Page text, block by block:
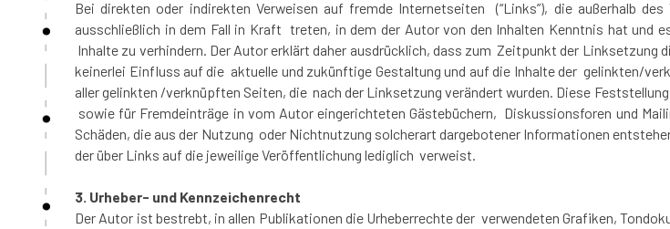
Bei direkten oder indirekten Verweisen auf fremde Internetseiten (“Links”), die außerhalb
ausschließlich in dem Fall in Kraft treten, in dem der Autor von den Inhalten Kenntnis hat und
Inhalte zu verhindern. Der Autor erklärt daher ausdrücklich, dass zum Zeitpunkt der
keinerlei Einfluss auf die aktuelle und zukünftige Gestaltung und auf die Inhalte der gelinkten/
aller gelinkten /verknüpften Seiten, die nach der Linksetzung verändert wurden. Diese
sowie für Fremdeinträge in vom Autor eingerichteten Gästebüchern, Diskussionsforen und
Schäden, die aus der Nutzung oder Nichtnutzung solcherart dargebotener Informationen
der über Links auf die jeweilige Veröffentlichung lediglich verweist.
3. Urheber- und Kennzeichenrecht
Der Autor ist bestrebt, in allen Publikationen die Urheberrechte der verwendeten Grafiken,